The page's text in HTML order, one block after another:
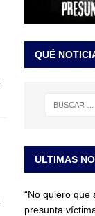
QUÉ
ULTIMAS
“No quiero que
presunta